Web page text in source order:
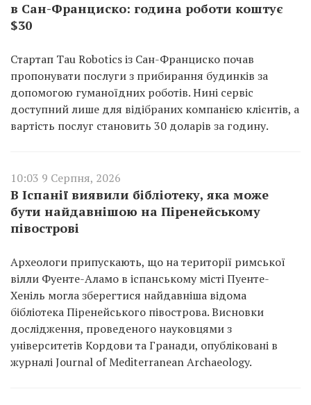
в Сан-Франциско: година роботи коштує
$30
Стартап Tau Robotics із Сан-Франциско почав
пропонувати послуги з прибирання будинків за
допомогою гуманоїдних роботів. Нині сервіс
доступний лише для відібраних компанією клієнтів, а
вартість послуг становить 30 доларів за годину.
10:03 9 Серпня, 2026
В Іспанії виявили бібліотеку, яка може
бути найдавнішою на Піренейському
півострові
Археологи припускають, що на території римської
вілли Фуенте-Аламо в іспанському місті Пуенте-
Хеніль могла зберегтися найдавніша відома
бібліотека Піренейського півострова. Висновки
дослідження, проведеного науковцями з
університетів Кордови та Гранади, опубліковані в
журналі Journal of Mediterranean Archaeology.